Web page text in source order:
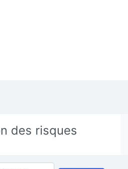
des risques